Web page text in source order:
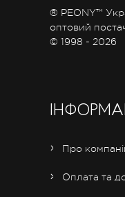
® PEONY™
оптовий
© 1998 - 2026
Про
Оплата та